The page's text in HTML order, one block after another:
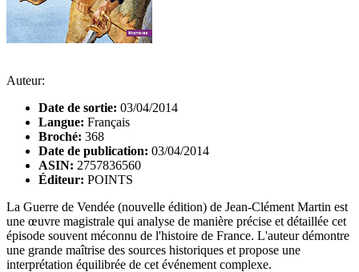
Auteur:
Date de sortie: 03/04/2014
Langue: Français
Broché: 368
Date de publication: 03/04/2014
ASIN: 2757836560
Éditeur: POINTS
La Guerre de Vendée (nouvelle édition) de Jean-Clément Martin est
une œuvre magistrale qui analyse de manière précise et détaillée cet
épisode souvent méconnu de l'histoire de France. L'auteur démontre
une grande maîtrise des sources historiques et propose une
interprétation équilibrée de cet événement complexe.